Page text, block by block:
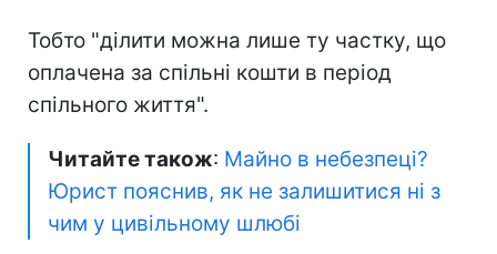
Тобто "ділити можна лише ту частку, що
оплачена за спільні кошти в період
спільного життя".
Читайте також: Майно в небезпеці?
Юрист пояснив, як не залишитися ні з
чим у цивільному шлюбі